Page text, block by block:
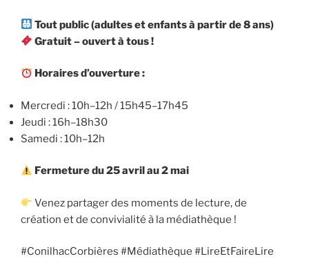
Tout public (adultes et enfants à partir de 8 ans)
Gratuit – ouvert à tous !
Horaires d’ouverture :
Mercredi : 10h–12h / 15h45–17h45
Jeudi : 16h–18h30
Samedi : 10h–12h
Fermeture du 25 avril au 2 mai
Venez partager des moments de lecture, de
création et de convivialité à la médiathèque !
#ConilhacCorbières #Médiathèque #LireEtFaireLire